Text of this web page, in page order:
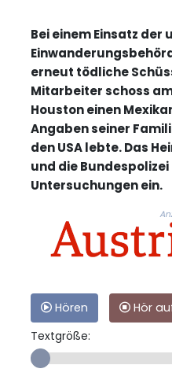
Bei einem Einsatz der
erneut tödliche
Mitarbeiter schoss
Houston einen
Angaben seiner
den USA lebte. Das
und die Bundespolizei
Untersuchungen ein.
Hören
Hör
Textgröße: